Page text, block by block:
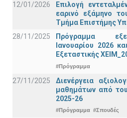
12/01/2026
Επιλογή
εαρινό εξάμηνο
Τμήμα Επιστήμης
28/11/2025
Πρόγραμμα
Ιανουαρίου 2026
Εξεταστικής
#Πρόγραμμα
27/11/2025
Διενέργεια
μαθημάτων από
2025-26
#Πρόγραμμα #Σπουδές